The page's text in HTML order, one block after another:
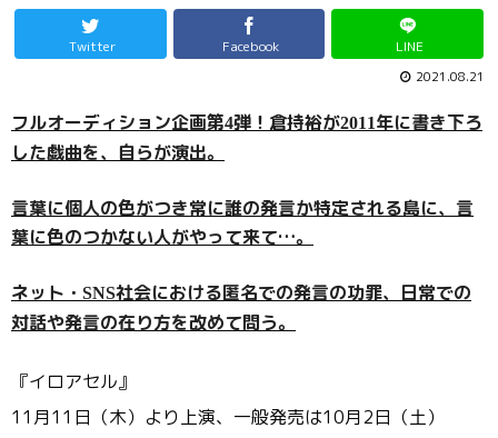
Twitter Facebook LINE
2021.08.21
フルオーディション企画第4弾！倉持裕が2011年に書き下ろ
した戯曲を、自らが演出。
言葉に個人の色がつき常に誰の発言か特定される島に、言
葉に色のつかない人がやって来て…。
ネット・ SNS社会における匿名での発言の功罪、日常での
対話や発言の在り方を改めて問う。
『イロアセル』
11月11日（木）より上演、一般発売は10月2日（土）